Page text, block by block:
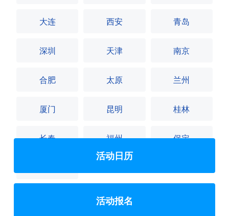
大连 西安 青岛
深圳 天津 南京
合肥 太原 兰州
厦门 昆明 桂林
长春 福州 保定
活动日历
活动报名